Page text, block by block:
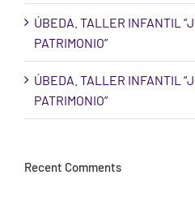
ÚBEDA. TALLER INFANTIL
PATRIMONIO”
ÚBEDA. TALLER INFANTIL
PATRIMONIO”
Recent Comments